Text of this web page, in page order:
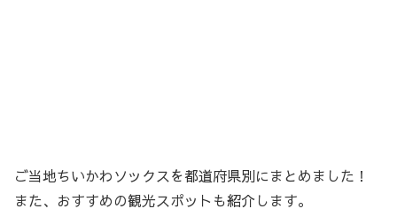
ご当地ちいかわソックスを都道府県別にまとめました！
また、おすすめの観光スポットも紹介します。